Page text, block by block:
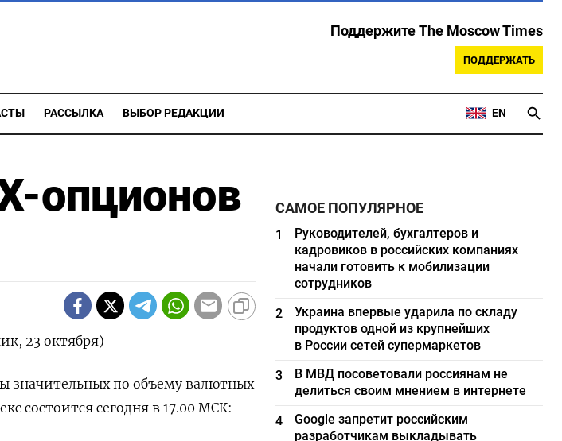
Поддержите The Moscow Times
ПОДДЕРЖАТЬ
РАССЫЛКА ВЫБОР РЕДАКЦИИ EN
опционов
23 октября)
значительных по объему валютных
состоится сегодня в 17.00 МСК:
САМОЕ ПОПУЛЯРНОЕ
1
Руководителей, бухгалтеров и
кадровиков в российских компаниях
начали готовить к мобилизации
сотрудников
2
Украина впервые ударила по складу
продуктов одной из крупнейших
в России сетей супермаркетов
3
В МВД посоветовали россиянам не
делиться своим мнением в интернете
4
Google запретит российским
разработчикам выкладывать